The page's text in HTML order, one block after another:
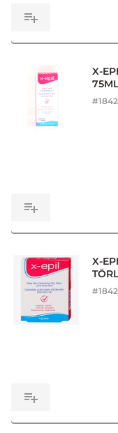
X-
75ML
#
X-
#